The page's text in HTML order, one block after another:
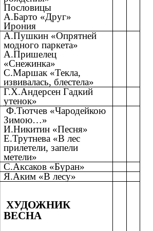
Пословицы
А.Барто «Друг»
Ирония
А.Пушкин «Опрятней
модного паркета»
А.Пришелец
«Снежинка»
С.Маршак «Текла,
извивалась, блестела»
Г.Х.Андерсен Гадкий
утенок»
Ф.Тютчев «Чародейкою
Зимою…»
И.Никитин «Песня»
Е.Трутнева «В лес
прилетели, запели
метели»
С.Аксаков «Буран»
Я.Аким «В лесу»
ХУДОЖНИК
ВЕСНА